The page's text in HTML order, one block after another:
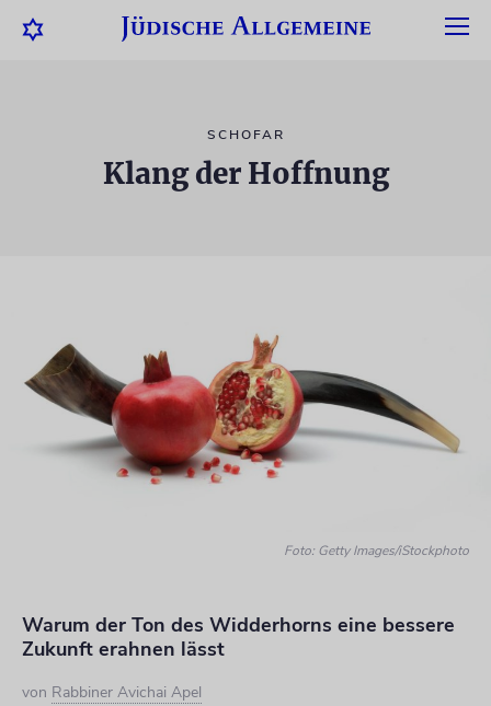
SCHOFAR
Klang der Hoffnung
Foto: Getty Images/iStockphoto
Warum der Ton des Widderhorns eine bessere
Zukunft erahnen lässt
von Rabbiner Avichai Apel